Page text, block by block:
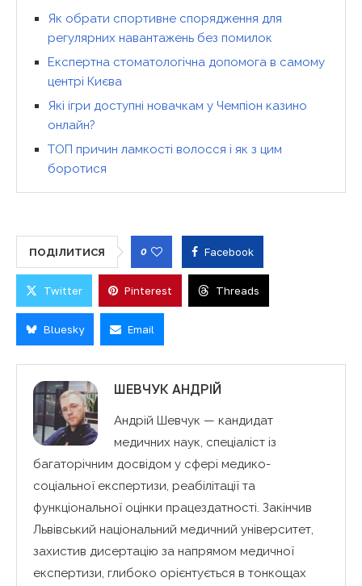
Як обрати спортивне спорядження для
регулярних навантажень без помилок
Експертна стоматологічна допомога в самому
центрі Києва
Які ігри доступні новачкам у Чемпіон казино
онлайн?
ТОП причин ламкості волосся і як з цим
боротися
ПОДІЛИТИСЯ 0 Facebook
Twitter Pinterest Threads
Bluesky Email
ШЕВЧУК АНДРІЙ
Андрій Шевчук — кандидат
медичних наук, спеціаліст із
багаторічним досвідом у сфері медико-
соціальної експертизи, реабілітації та
функціональної оцінки працездатності. Закінчив
Львівський національний медичний університет,
захистив дисертацію за напрямом медичної
експертизи, глибоко орієнтується в тонкощах